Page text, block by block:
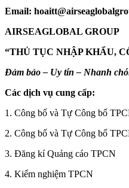
Email:
AIRSEAGLOBAL GROUP
“THỦ TỤC NHẬP KHẨU,
Đảm bảo – Uy tín – Nhanh
Các dịch vụ cung cấp:
1. Công bố và Tự Công bố
2. Công bố và Tự Công bố
3. Đăng kí Quảng cáo TPCN
4. Kiểm nghiệm TPCN